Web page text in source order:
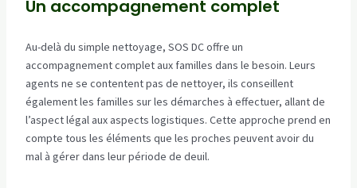
Un accompagnement complet
Au-delà du simple nettoyage, SOS DC offre un
accompagnement complet aux familles dans le besoin. Leurs
agents ne se contentent pas de nettoyer, ils conseillent
également les familles sur les démarches à effectuer, allant de
l’aspect légal aux aspects logistiques. Cette approche prend en
compte tous les éléments que les proches peuvent avoir du
mal à gérer dans leur période de deuil.